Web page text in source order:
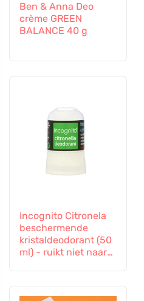
Ben & Anna Deo
crème GREEN
BALANCE 40 g
Incognito Citronela
beschermende
kristaldeodorant (50
ml) - ruikt niet naar